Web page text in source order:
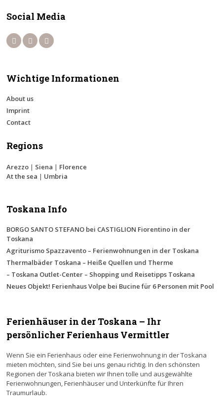
Social Media
Wichtige Informationen
About us
Imprint
Contact
Regions
Arezzo | Siena | Florence
At the sea | Umbria
Toskana Info
BORGO SANTO STEFANO bei CASTIGLION Fiorentino in der
Toskana
Agriturismo Spazzavento – Ferienwohnungen in der Toskana
Thermalbäder Toskana – Heiße Quellen und Therme
– Toskana Outlet-Center – Shopping und Reisetipps Toskana
Neues Objekt! Ferienhaus Volpe bei Bucine für 6 Personen mit Pool
Ferienhäuser in der Toskana – Ihr
persönlicher Ferienhaus Vermittler
Wenn Sie ein Ferienhaus oder eine Ferienwohnung in der Toskana
mieten möchten, sind Sie bei uns genau richtig. In den schönsten
Regionen der Toskana bieten wir Ihnen tolle und ausgewählte
Ferienwohnungen, Ferienhäuser und Unterkünfte für Ihren
Traumurlaub.